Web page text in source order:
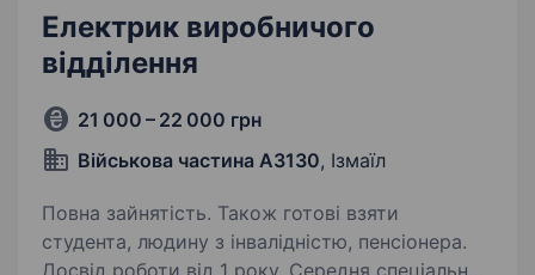
Електрик виробничого
відділення
21 000 – 22 000 грн
Військова частина А3130, Ізмаїл
Повна зайнятість. Також готові взяти
студента, людину з інвалідністю, пенсіонера.
Досвід роботи від 1 року. Середня спеціальна